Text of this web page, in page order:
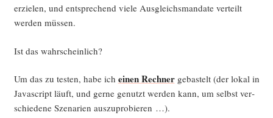
erzie­len, und ent­spre­chend vie­le Aus­gleichs­man­da­te ver­teilt
wer­den müssen.
Ist das wahrscheinlich?
Um das zu tes­ten, habe ich einen Rech­ner gebas­telt (der lokal in
Java­script läuft, und ger­ne genutzt wer­den kann, um selbst ver­
schie­de­ne Sze­na­ri­en auszuprobieren …).